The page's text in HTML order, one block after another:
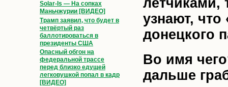
Solar-Is — На сопках
Маньчжурии [ВИДЕО]
Трамп заявил, что будет в
четвёртый раз
баллотироваться в
президенты США
Опасный обгон на
федеральной трассе
перед близко едущей
легковушкой попал в кадр
[ВИДЕО]
летчиками,
узнают, что
донецкого
Во имя
дальше